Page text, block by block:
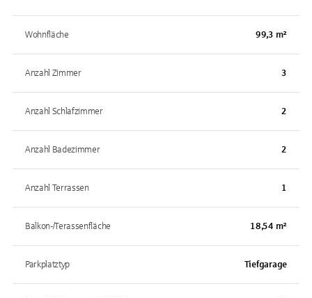
Wohnfläche 99,3 m²
Anzahl Zimmer 3
Anzahl Schlafzimmer 2
Anzahl Badezimmer 2
Anzahl Terrassen 1
Balkon-/Terassenfläche 18,54 m²
Parkplatztyp Tiefgarage